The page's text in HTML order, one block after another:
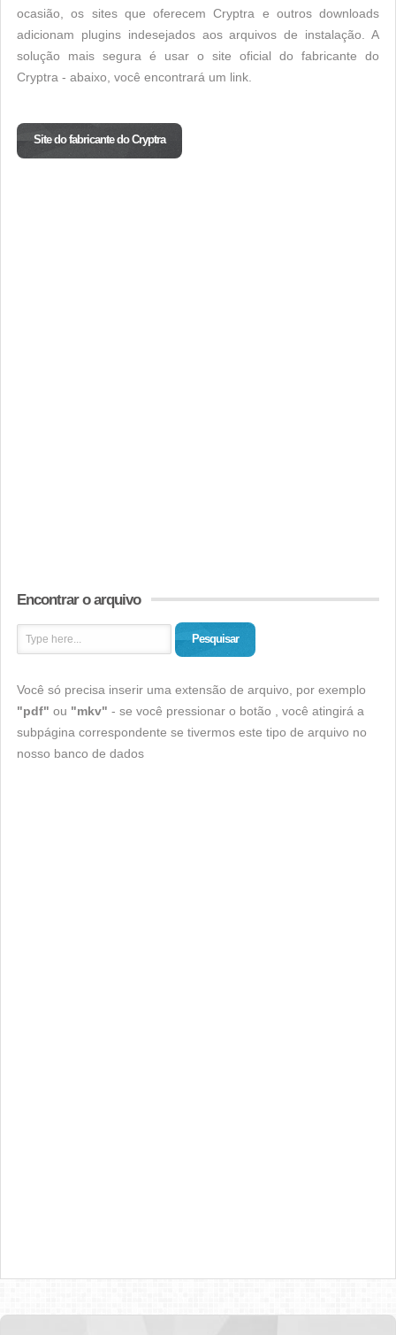
ocasião, os sites que oferecem Cryptra e outros downloads
adicionam plugins indesejados aos arquivos de instalação. A
solução mais segura é usar o site oficial do fabricante do
Cryptra - abaixo, você encontrará um link.
Site do fabricante do Cryptra
Encontrar o arquivo
Pesquisar
Você só precisa inserir uma extensão de arquivo, por exemplo
"pdf" ou "mkv" - se você pressionar o botão , você atingirá a
subpágina correspondente se tivermos este tipo de arquivo no
nosso banco de dados